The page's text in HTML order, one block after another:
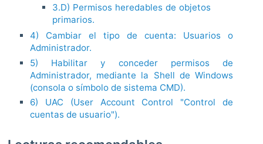
3.D) Permisos heredables de objetos
primarios.
4) Cambiar el tipo de cuenta: Usuarios o
Administrador.
5) Habilitar y conceder permisos de
Administrador, mediante la Shell de Windows
(consola o símbolo de sistema CMD).
6) UAC (User Account Control "Control de
cuentas de usuario").